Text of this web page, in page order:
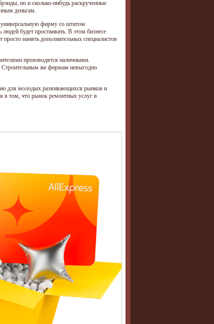
но и сколько-нибудь раскрученные
деньгам.
универсальную фирму со штатом
будет простаивать. В этом бизнесе
нанять дополнительных специалистов
производятся наличными.
Строительным же фирмам невыгодно
для молодых развивающихся рынков и
в том, что рынок ремонтных услуг в